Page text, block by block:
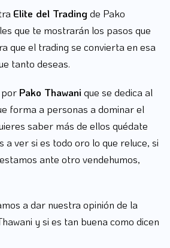
Elite del Tradingde Pako
que te mostrarán los pasos que
que el trading se convierta en esa
tanto deseas.
por Pako Thawanique se dedica al
forma a personas a dominar el
saber más de ellos quédate
a ver si es todo oro lo que reluce, si
ante otro vendehumos,
a dar nuestra opinión de la
y si es tan buena como dicen